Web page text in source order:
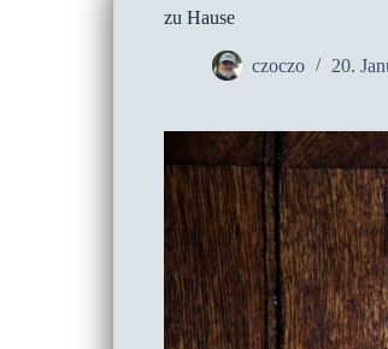
zu Hause
czoczo 20.